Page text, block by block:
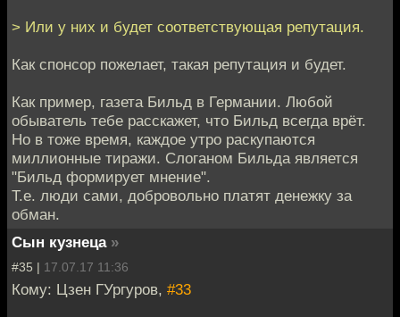
> Или у них и будет соответствующая репутация.
Как спонсор пожелает, такая репутация и будет.
Как пример, газета Бильд в Германии. Любой
обыватель тебе расскажет, что Бильд всегда врёт.
Но в тоже время, каждое утро раскупаются
миллионные тиражи. Слоганом Бильда является
"Бильд формирует мнение".
Т.е. люди сами, добровольно платят денежку за
обман.
Сын кузнеца »
#35 | 17.07.17 11:36
Кому: Цзен ГУргуров, #33